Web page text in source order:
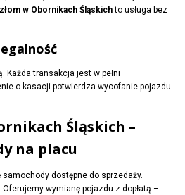
w Obornikach Śląskichto usługa bez
Każda transakcja jest w pełni
o kasacji potwierdza wycofanie pojazdu
Śląskich –
na placu
dostępne do sprzedaży.
wymianę pojazdu z dopłatą –